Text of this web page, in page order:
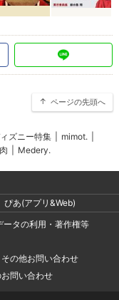
ページの先頭へ
ズニー特集 mimot.
Medery.
ぴあ(アプリ&Web)
ータの利用・著作権等
の他お問い合わせ
問い合わせ